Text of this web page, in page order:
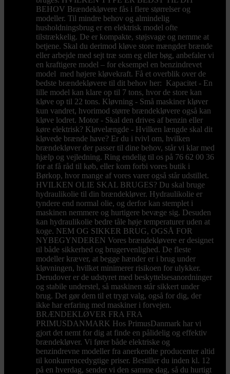
BEHOV Brændekløvere fås i flere størrelser og
modeller. Til mindre behov og almindelig
husholdningsbrug er en elektrisk model ofte
tilstrækkelig. De er kompakte, støjsvage og nemme at
betjene. Skal du derimod kløve store mængder brænde
eller arbejde med sejt træ som eg eller bøg, anbefaler vi
en kraftigere model – for eksempel en benzindrevet
model med højere kløvekraft. Få et overblik over de
bedste brændekløvere til dit behov her: Kapacitet - En
lille model kan klare op til 7 tons, hvor de store kan
kløve op til 22 tons. Kløvning - Små maskiner kløver
kun vandret, hvorimod større brændekløvere også kan
kløve lodret. Motor - Skal den drives af benzin eller
køre elektrisk? Kløvelængde - Hvilken længde skal dit
kløvede brænde have? Er du i tvivl om, hvilken
brændekløver der passer til dine behov, står vi klar med
hjælp og vejledning. Ring endelig til os på 76 62 00 36
for at få råd til køb, eller kom forbi vores butik i
Børkop, hvor mange af vores varer også står udstillet.
HVILKEN OLIE SKAL BRUGES? Du skal bruge
hydraulikolie til din brændekløver. Hydraulikolie er
tyndere end normal olie, og derfor kan stemplet i
maskinen nemmere og hurtigere bevæge sig. Desuden
kan hydraulikolie bedre tåle høje temperaturer uden at
koge. NEM OG SIKKER BRUG, OGSÅ FOR
NYBEGYNDEREN Vores brændekløvere er designet
til både sikkerhed og brugervenlighed. De fleste
modeller kræver, at begge hænder er i brug under
kløvningen, hvilket minimerer risikoen for ulykker.
Derudover er de udstyret med beskyttelsesanordninger
og stabile understel, så maskinen står sikkert under
brug. Det gør dem til et trygt valg, også for dig, der
ikke har erfaring med maskiner i forvejen.
BRÆNDEKLØVER FRA FRA
PRIMUSDANMARK Hos PrimusDanmark har vi
gjort det nemt for dig at finde en pålidelig og effektiv
brændekløver. Vi fører både elektriske og
benzindrevne modeller fra anerkendte producenter altid
til konkurrencedygtige priser. Bestiller du inden kl. 12
på en hverdag, sender vi den samme dag, så du hurtigt